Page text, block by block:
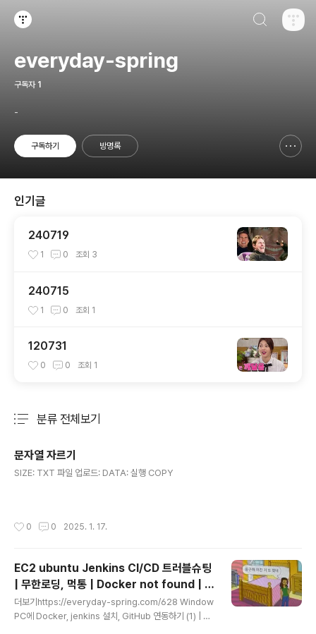
everyday-spring
구독자 1
-
구독하기 방명록
인기글
240719
1 0 조회 3
240715
1 0 조회 1
120731
0 0 조회 1
분류 전체보기
문자열 자르기
SIZE: TXT 파일 업로드: DATA: 실행 COPY
0 0 2025. 1. 17.
EC2 ubuntu Jenkins CI/CD 트러블슈팅
| 무한로딩, 먹통 | Docker not found | n
ot in a git directory
더보기https://everyday-spring.com/628 Window
PC에 Docker, jenkins 설치, GitHub 연동하기 (1) | 난